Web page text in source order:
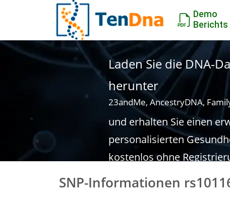
Demo
Berichts
Laden Sie die DNA-
herunter
23andMe, AncestryDNA,
und erhalten Sie einen
personalisierten
kostenlos ohne
SNP-Informationen